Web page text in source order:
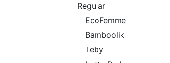
Regular
EcoFemme
Bamboolik
Teby